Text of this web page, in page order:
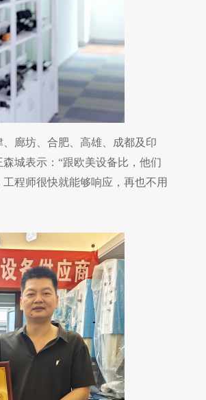
廊坊、合肥、高雄、成都及印
城表示：“跟欧美设备比，他们
程师很快就能够响应，再也不用